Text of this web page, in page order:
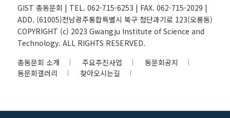
GIST 총동문회 | TEL. 062-715-6253 | FAX. 062-715-2029 |
ADD. (61005)전남광주통합특별시 북구 첨단과기로 123(오룡동)
COPYRIGHT (c) 2023 Gwangju Institute of Science and
Technology. ALL RIGHTS RESERVED.
총동문회 소개
주요추진사업
동문회공지
동문회갤러리
찾아오시는길